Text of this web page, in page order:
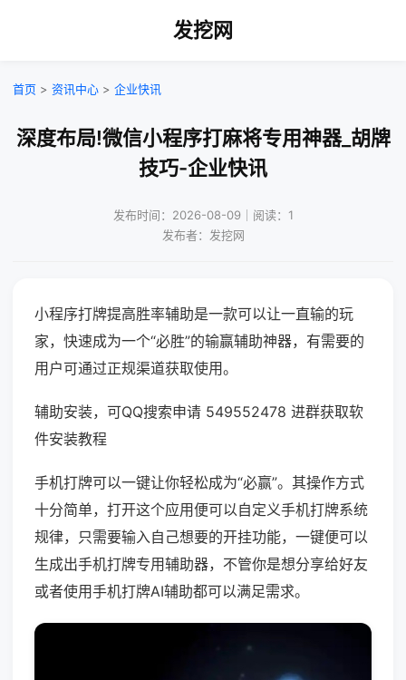
发挖网
首页 > 资讯中心 > 企业快讯
深度布局!微信小程序打麻将专用神器_胡牌
技巧-企业快讯
发布时间：2026-08-09｜阅读：1
发布者：发挖网
小程序打牌提高胜率辅助是一款可以让一直输的玩
家，快速成为一个“必胜”的输赢辅助神器，有需要的
用户可通过正规渠道获取使用。
辅助安装，可QQ搜索申请 549552478 进群获取软
件安装教程
手机打牌可以一键让你轻松成为“必赢”。其操作方式
十分简单，打开这个应用便可以自定义手机打牌系统
规律，只需要输入自己想要的开挂功能，一键便可以
生成出手机打牌专用辅助器，不管你是想分享给好友
或者使用手机打牌AI辅助都可以满足需求。